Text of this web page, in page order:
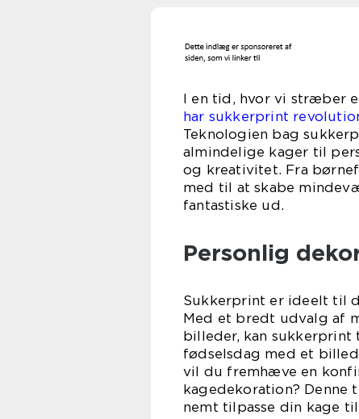
I en tid, hvor vi stræber
har sukkerprint
Teknologien bag
almindelige kager til
og kreativitet. Fra
med til at skabe
fantastiske ud.
Personlig
Sukkerprint er ideelt til
Med et bredt udvalg af
billeder, kan sukkerprint
fødselsdag med et
vil du fremhæve en
kagedekoration?
nemt tilpasse din kage